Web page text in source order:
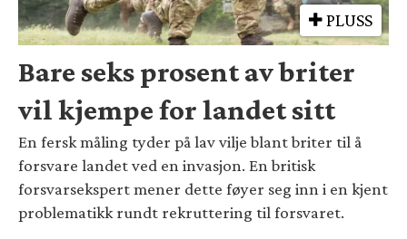
PLUSS
Bare seks prosent av briter
vil kjempe for landet sitt
En fersk måling tyder på lav vilje blant briter til å
forsvare landet ved en invasjon. En britisk
forsvarsekspert mener dette føyer seg inn i en kjent
problematikk rundt rekruttering til forsvaret.